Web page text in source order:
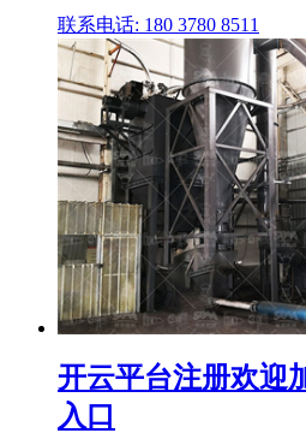
联系电话: 180 3780 8511
开云平台注册欢迎
入口